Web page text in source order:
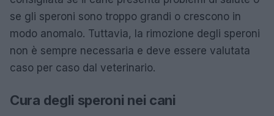
se gli speroni sono troppo grandi o crescono in
modo anomalo. Tuttavia, la rimozione degli speroni
non è sempre necessaria e deve essere valutata
caso per caso dal veterinario.
Cura degli speroni nei cani